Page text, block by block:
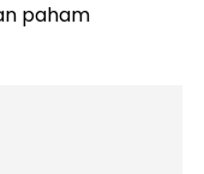
paham